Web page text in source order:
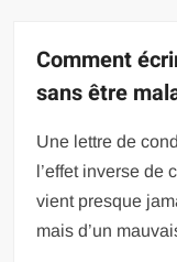
Comment
sans être
Une lettre de
l’effet inverse de
vient presque
mais d’un